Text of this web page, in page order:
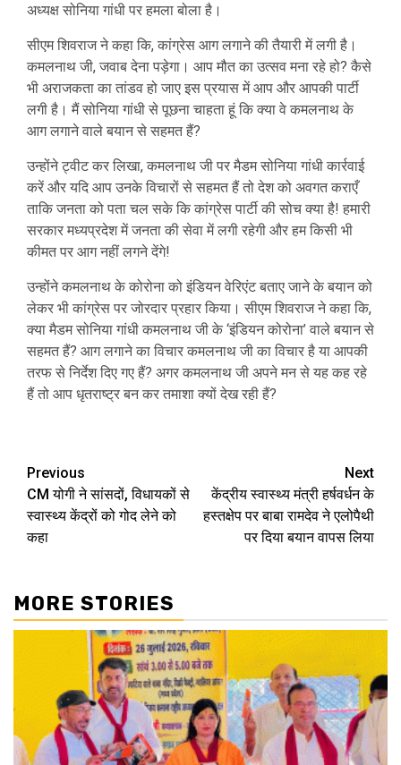
अध्यक्ष सोनिया गांधी पर हमला बोला है।
सीएम शिवराज ने कहा कि, कांग्रेस आग लगाने की तैयारी में लगी है।
कमलनाथ जी, जवाब देना पड़ेगा। आप मौत का उत्सव मना रहे हो? कैसे
भी अराजकता का तांडव हो जाए इस प्रयास में आप और आपकी पार्टी
लगी है। मैं सोनिया गांधी से पूछना चाहता हूं कि क्या वे कमलनाथ के
आग लगाने वाले बयान से सहमत हैं?
उन्होंने ट्वीट कर लिखा, कमलनाथ जी पर मैडम सोनिया गांधी कार्रवाई
करें और यदि आप उनके विचारों से सहमत हैं तो देश को अवगत कराएँ
ताकि जनता को पता चल सके कि कांग्रेस पार्टी की सोच क्या है! हमारी
सरकार मध्यप्रदेश में जनता की सेवा में लगी रहेगी और हम किसी भी
कीमत पर आग नहीं लगने देंगे!
उन्होंने कमलनाथ के कोरोना को इंडियन वेरिएंट बताए जाने के बयान को
लेकर भी कांग्रेस पर जोरदार प्रहार किया। सीएम शिवराज ने कहा कि,
क्या मैडम सोनिया गांधी कमलनाथ जी के ‘इंडियन कोरोना’ वाले बयान से
सहमत हैं? आग लगाने का विचार कमलनाथ जी का विचार है या आपकी
तरफ से निर्देश दिए गए हैं? अगर कमलनाथ जी अपने मन से यह कह रहे
हैं तो आप धृतराष्ट्र बन कर तमाशा क्यों देख रही हैं?
Post
navigation
Previous
CM योगी ने सांसदों, विधायकों से
स्वास्थ्य केंद्रों को गोद लेने को
कहा
Next
केंद्रीय स्वास्थ्य मंत्री हर्षवर्धन के
हस्तक्षेप पर बाबा रामदेव ने एलोपैथी
पर दिया बयान वापस लिया
MORE STORIES